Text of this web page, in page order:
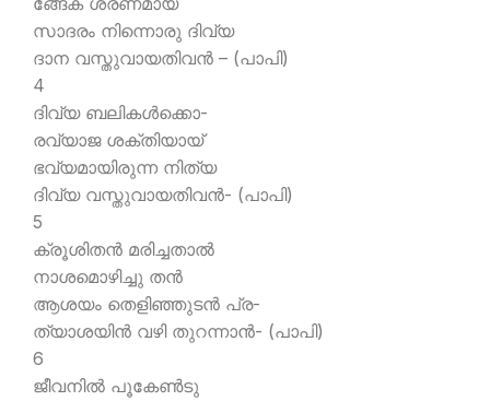
സാദരം നിന്നൊരു ദിവ്യ
ദാന വസ്തുവായതിവന്‍ – (പാപി)
4
ദിവ്യ ബലികള്‍ക്കൊ-
രവ്യാജ ശക്തിയായ്
ഭവ്യമായിരുന്ന നിത്യ
ദിവ്യ വസ്തുവായതിവന്‍- (പാപി)
5
ക്രൂശിതന്‍ മരിച്ചതാല്‍
നാശമൊഴിച്ചു തന്‍
ആശയം തെളിഞ്ഞുടന്‍ പ്ര-
ത്യാശയിന്‍ വഴി തുറന്നാന്‍- (പാപി)
6
ജീവനില്‍ പൂകേണ്‍ടു